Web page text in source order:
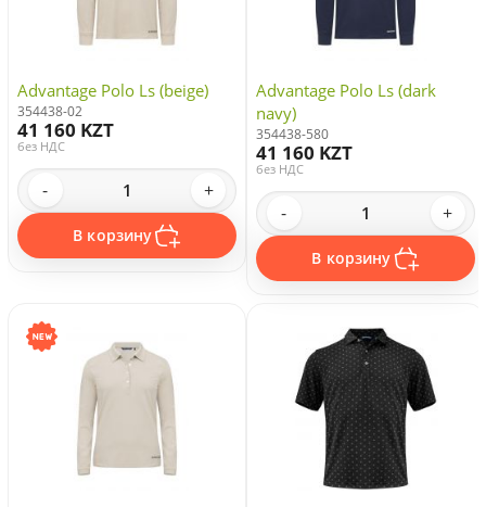
Advantage Polo Ls (beige)
354438-02
41 160 KZT
без НДС
- +
В корзину
Advantage Polo Ls (dark
navy)
354438-580
41 160 KZT
без НДС
- +
В корзину